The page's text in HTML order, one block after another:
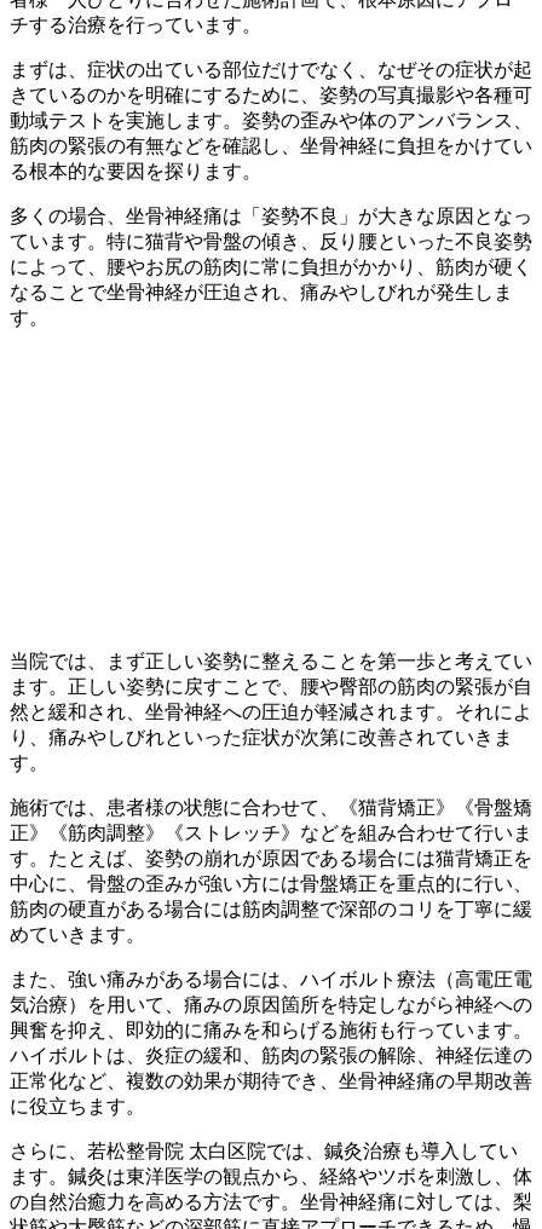
チする治療を行っています。
まずは、症状の出ている部位だけでなく、なぜその症状が起
きているのかを明確にするために、姿勢の写真撮影や各種可
動域テストを実施します。姿勢の歪みや体のアンバランス、
筋肉の緊張の有無などを確認し、坐骨神経に負担をかけてい
る根本的な要因を探ります。
多くの場合、坐骨神経痛は「姿勢不良」が大きな原因となっ
ています。特に猫背や骨盤の傾き、反り腰といった不良姿勢
によって、腰やお尻の筋肉に常に負担がかかり、筋肉が硬く
なることで坐骨神経が圧迫され、痛みやしびれが発生しま
す。
当院では、まず正しい姿勢に整えることを第一歩と考えてい
ます。正しい姿勢に戻すことで、腰や臀部の筋肉の緊張が自
然と緩和され、坐骨神経への圧迫が軽減されます。それによ
り、痛みやしびれといった症状が次第に改善されていきま
す。
施術では、患者様の状態に合わせて、《猫背矯正》《骨盤矯
正》《筋肉調整》《ストレッチ》などを組み合わせて行いま
す。たとえば、姿勢の崩れが原因である場合には猫背矯正を
中心に、骨盤の歪みが強い方には骨盤矯正を重点的に行い、
筋肉の硬直がある場合には筋肉調整で深部のコリを丁寧に緩
めていきます。
また、強い痛みがある場合には、ハイボルト療法（高電圧電
気治療）を用いて、痛みの原因箇所を特定しながら神経への
興奮を抑え、即効的に痛みを和らげる施術も行っています。
ハイボルトは、炎症の緩和、筋肉の緊張の解除、神経伝達の
正常化など、複数の効果が期待でき、坐骨神経痛の早期改善
に役立ちます。
さらに、若松整骨院 太白区院では、鍼灸治療も導入してい
ます。鍼灸は東洋医学の観点から、経絡やツボを刺激し、体
の自然治癒力を高める方法です。坐骨神経痛に対しては、梨